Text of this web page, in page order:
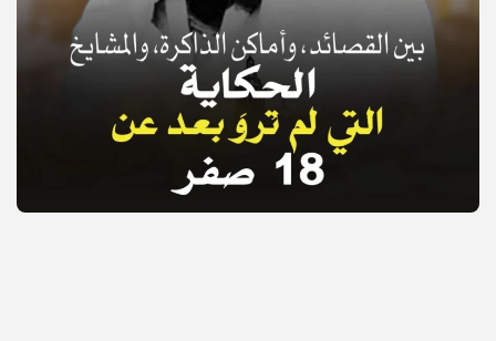
© Copyright 2025, APS